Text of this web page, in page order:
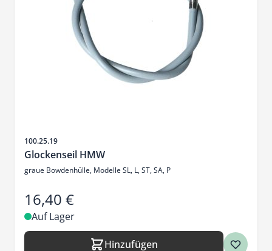
Artikelnr.
100.25.19
Glockenseil HMW
graue Bowdenhülle, Modelle SL, L, ST, SA, P
16,40 €
Auf Lager
Hinzufügen